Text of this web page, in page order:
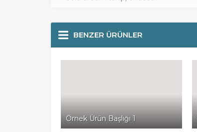
BENZER ÜRÜNLER
Örnek Ürün Başlığı 1